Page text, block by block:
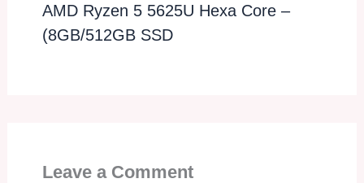
AMD Ryzen 5 5625U Hexa Core –
(8GB/512GB SSD
Leave a Comment